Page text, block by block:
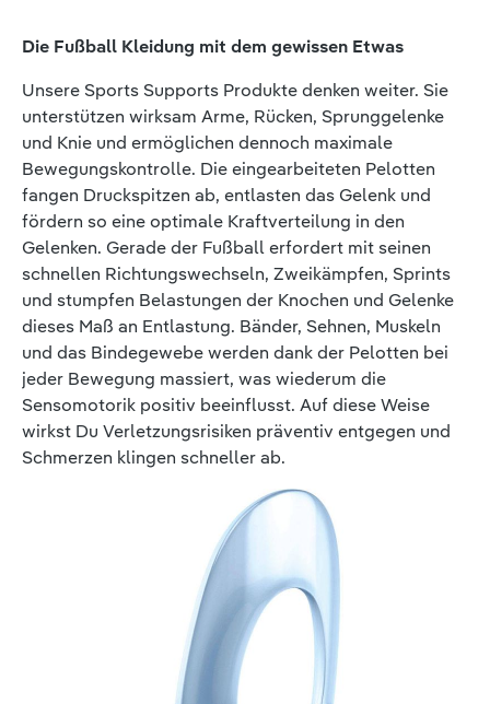
Die Fußball Kleidung mit dem gewissen Etwas
Unsere Sports Supports Produkte denken weiter. Sie
unterstützen wirksam Arme, Rücken, Sprunggelenke
und Knie und ermöglichen dennoch maximale
Bewegungskontrolle. Die eingearbeiteten Pelotten
fangen Druckspitzen ab, entlasten das Gelenk und
fördern so eine optimale Kraftverteilung in den
Gelenken. Gerade der Fußball erfordert mit seinen
schnellen Richtungswechseln, Zweikämpfen, Sprints
und stumpfen Belastungen der Knochen und Gelenke
dieses Maß an Entlastung. Bänder, Sehnen, Muskeln
und das Bindegewebe werden dank der Pelotten bei
jeder Bewegung massiert, was wiederum die
Sensomotorik positiv beeinflusst. Auf diese Weise
wirkst Du Verletzungsrisiken präventiv entgegen und
Schmerzen klingen schneller ab.